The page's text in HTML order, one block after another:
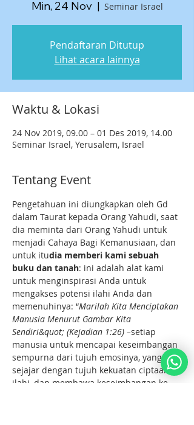
Min, 24 Nov
  |
Seminar Israel
Pendaftaran Ditutup
Lihat acara lainnya
Waktu & Lokasi
24 Nov 2019, 09.00 – 01 Des 2019, 14.00
Seminar Israel, Yerusalem, Israel
Tentang Event
Pengetahuan ini diungkapkan oleh Gd
dalam Taurat kepada Orang Yahudi, saat
dia meminta dari Orang Yahudi untuk
menjadi Cahaya Bagi Kemanusiaan, dan
untuk itudia memberi kami sebuah
buku dan tanah: ini adalah alat kami
untuk menginspirasi Anda untuk
mengakses potensi ilahi Anda dan
memenuhinya: “Marilah Kita Menciptakan
Manusia Menurut Gambar Kita
Sendiri&quot; (Kejadian 1:26) –setiap
manusia untuk mencapai keseimbangan
sempurna dari tujuh emosinya, yang
sejajar dengan tujuh kekuatan ciptaan
ilahi, dan membawa keseimbangan ke